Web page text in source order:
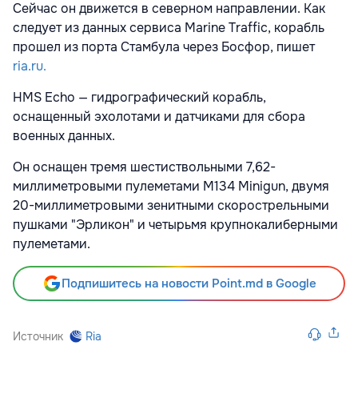
Сейчас он движется в северном направлении. Как
следует из данных сервиса Marine Traffic, корабль
прошел из порта Стамбула через Босфор, пишет
ria.ru.
HMS Echo — гидрографический корабль,
оснащенный эхолотами и датчиками для сбора
военных данных.
Он оснащен тремя шестиствольными 7,62-
миллиметровыми пулеметами M134 Minigun, двумя
20-миллиметровыми зенитными скорострельными
пушками "Эрликон" и четырьмя крупнокалиберными
пулеметами.
Подпишитесь на новости Point.md в Google
Источник Ria